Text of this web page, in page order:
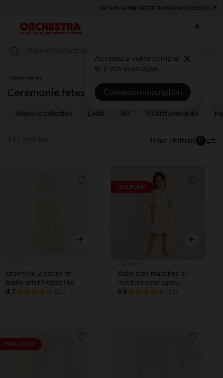
​CAP SUR LA RENTRÉE RETROUVEZ NOS ESSENTIELS ✏️🎒​ ×
Accédez à votre compte
et à vos avantages
Connexion/Inscription
Vêtements
Cérémonie,fetes
Nouvelle collection Looks Ski T-shirts,sous-pulls
Trier | Filtrer 0
Liste de souhaits
Aperçu rapide
Ensemble 2 pièces en
maille effet froissé fille
4.7
PRIX ROND*
Aperçu
Robe sans manches bi-
matières avec cape
papillon fille
4.6
PRIX ROND*